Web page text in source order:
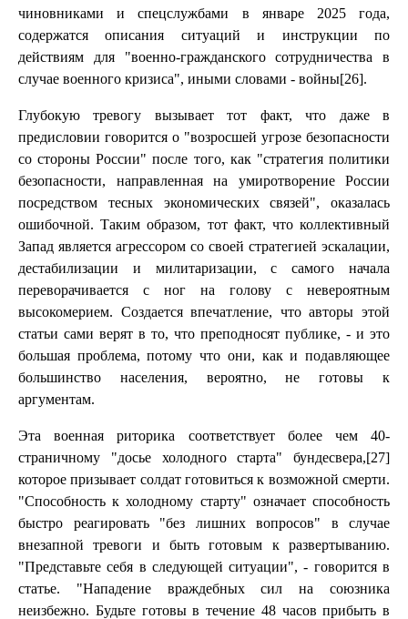
чиновниками и спецслужбами в январе 2025 года,
содержатся описания ситуаций и инструкции по
действиям для "военно-гражданского сотрудничества в
случае военного кризиса", иными словами - войны[26].
Глубокую тревогу вызывает тот факт, что даже в
предисловии говорится о "возросшей угрозе безопасности
со стороны России" после того, как "стратегия политики
безопасности, направленная на умиротворение России
посредством тесных экономических связей", оказалась
ошибочной. Таким образом, тот факт, что коллективный
Запад является агрессором со своей стратегией эскалации,
дестабилизации и милитаризации, с самого начала
переворачивается с ног на голову с невероятным
высокомерием. Создается впечатление, что авторы этой
статьи сами верят в то, что преподносят публике, - и это
большая проблема, потому что они, как и подавляющее
большинство населения, вероятно, не готовы к
аргументам.
Эта военная риторика соответствует более чем 40-
страничному "досье холодного старта" бундесвера,[27]
которое призывает солдат готовиться к возможной смерти.
"Способность к холодному старту" означает способность
быстро реагировать "без лишних вопросов" в случае
внезапной тревоги и быть готовым к развертыванию.
"Представьте себя в следующей ситуации", - говорится в
статье. "Нападение враждебных сил на союзника
неизбежно. Будьте готовы в течение 48 часов прибыть в